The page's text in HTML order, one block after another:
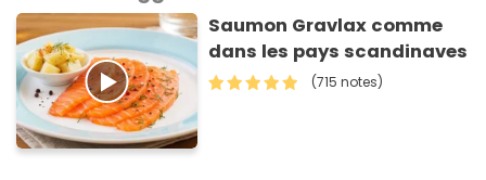
Saumon Gravlax comme
dans les pays scandinaves
(715 notes)